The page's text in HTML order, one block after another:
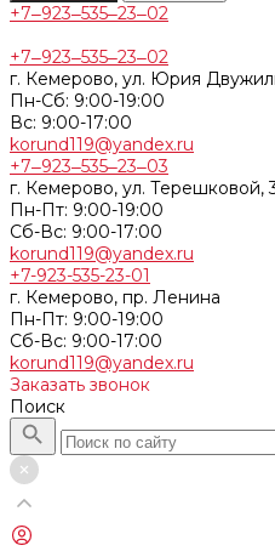
+7‒923‒535‒23‒02
+7‒923‒535‒23‒02
г. Кемерово, ул. Юрия
Пн-Сб: 9:00-19:00
Вс: 9:00-17:00
korund119@yandex.ru
+7‒923‒535‒23‒03
г. Кемерово, ул. Терешковой,
Пн-Пт: 9:00-19:00
Cб-Вс: 9:00-17:00
korund119@yandex.ru
+7-923-535-23-01
г. Кемерово, пр. Ленина
Пн-Пт: 9:00-19:00
Cб-Вс: 9:00-17:00
korund119@yandex.ru
Заказать звонок
Поиск